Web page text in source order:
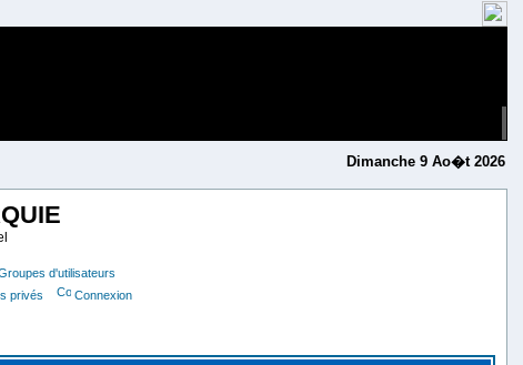
Dimanche 9 Ao�t 2026
d'utilisateurs
privés Connexion